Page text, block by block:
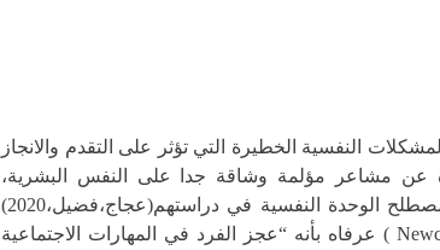
النفسية الخطيرة التي تؤثر على التقدم والانجاز
عن مشاعر مؤلمة وشاقة جدا على النفس البشرية،
واتفقت مع تعريف الباحثان لمصطلح الوحدة النفسية في دراستهم(عجاج،فضيل،2020)
نقلا عن (Newcomb & Bentler,1986 ) عرفاه بأنه “عجز الفرد في المهارات الاجتماعية